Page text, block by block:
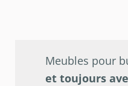
Meubles pour
et toujours